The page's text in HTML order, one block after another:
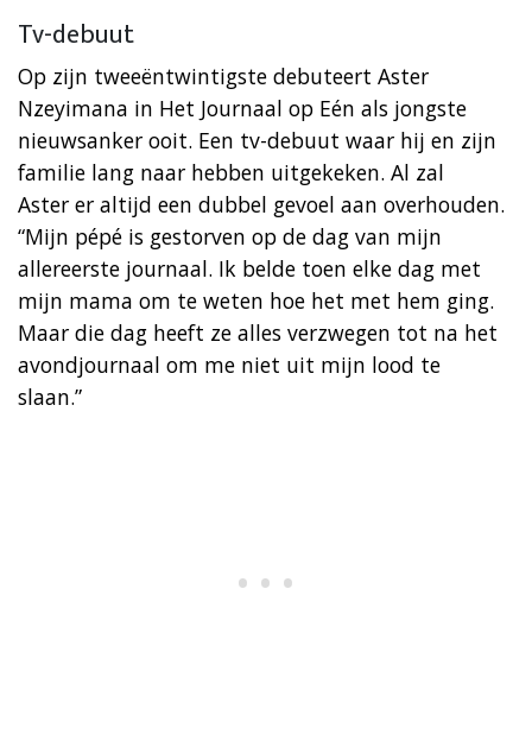
Tv-debuut
Op zijn tweeëntwintigste debuteert Aster
Nzeyimana in Het Journaal op Eén als jongste
nieuwsanker ooit. Een tv-debuut waar hij en zijn
familie lang naar hebben uitgekeken. Al zal
Aster er altijd een dubbel gevoel aan overhouden.
“Mijn pépé is gestorven op de dag van mijn
allereerste journaal. Ik belde toen elke dag met
mijn mama om te weten hoe het met hem ging.
Maar die dag heeft ze alles verzwegen tot na het
avondjournaal om me niet uit mijn lood te
slaan.”